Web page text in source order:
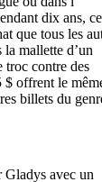
dix ans,
que tous les
mallette d’un
troc contre des
$ offrent le
billets du
Gladys avec un